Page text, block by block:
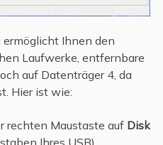
Ihnen den
Laufwerke, entfernbare
auf Datenträger 4, da
Hier ist wie:
rechten Maustaste auf Disk
Ihres USB).